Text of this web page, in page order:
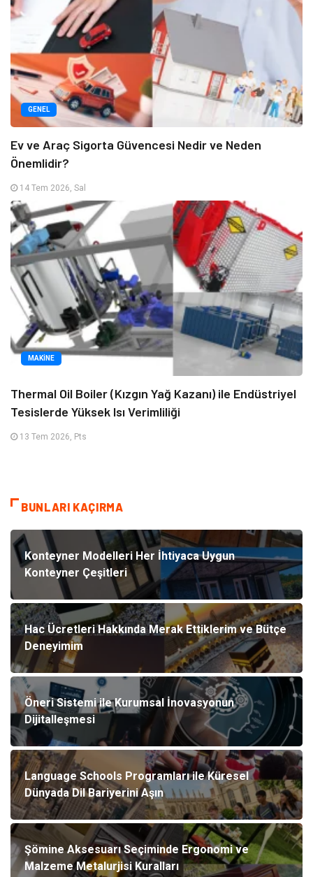
GENEL
Ev ve Araç Sigorta Güvencesi Nedir ve Neden
Önemlidir?
14 Tem 2026, Sal
MAKINE
Thermal Oil Boiler (Kızgın Yağ Kazanı) ile Endüstriyel
Tesislerde Yüksek Isı Verimliliği
13 Tem 2026, Pts
BUNLARI KAÇIRMA
Konteyner Modelleri Her İhtiyaca Uygun
Konteyner Çeşitleri
Hac Ücretleri Hakkında Merak Ettiklerim ve Bütçe
Deneyimim
Öneri Sistemi ile Kurumsal İnovasyonun
Dijitalleşmesi
Language Schools Programları ile Küresel
Dünyada Dil Bariyerini Aşın
Şömine Aksesuarı Seçiminde Ergonomi ve
Malzeme Metalurjisi Kuralları